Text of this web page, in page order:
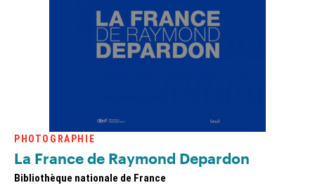
PHOTOGRAPHIE
La France de Raymond Depardon
Bibliothèque nationale de France